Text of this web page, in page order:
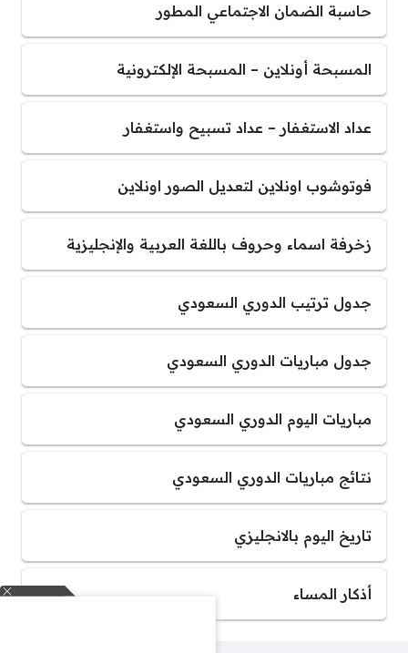
حاسبة الضمان الاجتماعي المطور
المسبحة أونلاين – المسبحة الإلكترونية
عداد الاستغفار – عداد تسبيح واستغفار
فوتوشوب اونلاين لتعديل الصور اونلاين
زخرفة اسماء وحروف باللغة العربية والإنجليزية
جدول ترتيب الدوري السعودي
جدول مباريات الدوري السعودي
مباريات اليوم الدوري السعودي
نتائج مباريات الدوري السعودي
تاريخ اليوم بالانجليزي
أذكار المساء